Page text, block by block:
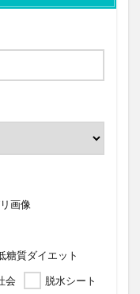
画像
糖質ダイエット
会 脱水シート